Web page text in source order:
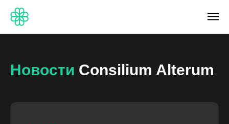
Новости Consilium Alterum